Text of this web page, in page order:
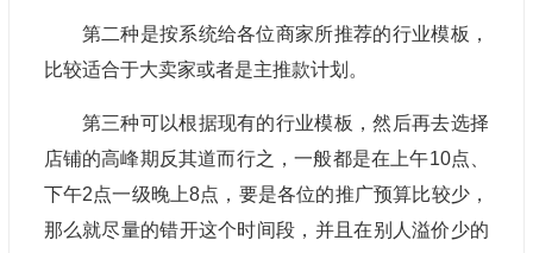
第二种是按系统给各位商家所推荐的行业模板，
比较适合于大卖家或者是主推款计划。
第三种可以根据现有的行业模板，然后再去选择
店铺的高峰期反其道而行之，一般都是在上午10点、
下午2点一级晚上8点，要是各位的推广预算比较少，
那么就尽量的错开这个时间段，并且在别人溢价少的